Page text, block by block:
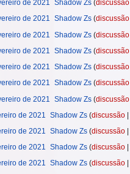
de 2021 Shadow Zs discussão
de 2021 Shadow Zs discussão
de 2021 Shadow Zs discussão
de 2021 Shadow Zs discussão
de 2021 Shadow Zs discussão
de 2021 Shadow Zs discussão
de 2021 Shadow Zs discussão
de 2021 Shadow Zs discussão
de 2021 Shadow Zs discussão
de 2021 Shadow Zs discussão
de 2021 Shadow Zs discussão